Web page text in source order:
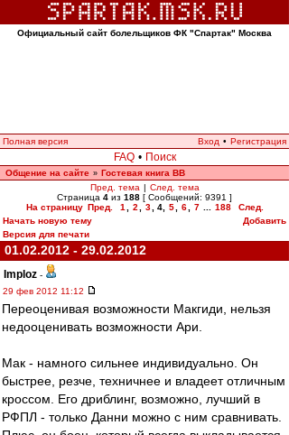
Официальный сайт болельщиков ФК "Спартак" Москва
Полная версия Вход • Регистрация
FAQ • Поиск
Общение на сайте » Гостевая книга ВВ
Пред. тема | След. тема
Страница 4 из 188 [ Сообщений: 9391 ]
На страницу Пред. 1 2 3 4, 5 6 7 188
След.
Начать новую тему
Добавить
Версия для печати
01.02.2012 - 29.02.2012
Imploz -
29 фев 2012 11:12
Переоценивая возможности Макгиди, нельзя
недооценивать возможности Ари.
Мак - намного сильнее индивидуально. Он
быстрее, резче, техничнее и владеет отличным
кроссом. Его дриблинг, возможно, лучший в
РФПЛ - только Данни можно с ним сравнивать.